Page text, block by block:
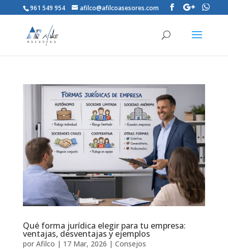
961 549 954 afilco@afilcoasesores.com
Qué forma jurídica elegir para tu empresa:
ventajas, desventajas y ejemplos
por Afilco | 17 Mar, 2026 | Consejos